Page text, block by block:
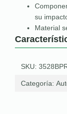
su
Material
SKU:
Categoría: